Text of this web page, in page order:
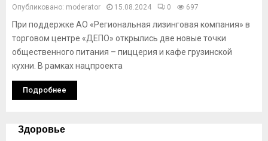
Опубликовано: moderator 15.08.2024 0 697
При поддержке АО «Региональная лизинговая компания» в
торговом центре «ДЕПО» открылись две новые точки
общественного питания – пиццерия и кафе грузинской
кухни. В рамках нацпроекта
Подробнее
Здоровье